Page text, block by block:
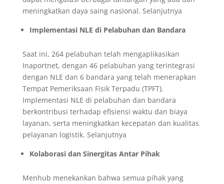
meningkatkan daya saing nasional. Selanjutnya
Implementasi NLE di Pelabuhan dan Bandara
Saat ini, 264 pelabuhan telah mengaplikasikan
Inaportnet, dengan 46 pelabuhan yang terintegrasi
dengan NLE dan 6 bandara yang telah menerapkan
Tempat Pemeriksaan Fisik Terpadu (TPFT).
Implementasi NLE di pelabuhan dan bandara
berkontribusi terhadap efisiensi waktu dan biaya
layanan, serta meningkatkan kecepatan dan kualitas
pelayanan logistik. Selanjutnya
Kolaborasi dan Sinergitas Antar Pihak
Menhub menekankan bahwa semua pihak yang